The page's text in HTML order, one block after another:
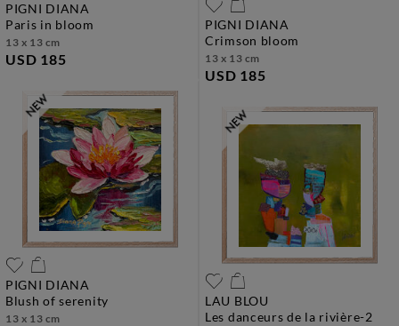
PIGNI DIANA
paris in bloom
13 x 13 cm
USD 185
PIGNI DIANA
crimson bloom
13 x 13 cm
USD 185
PIGNI DIANA
blush of serenity
13 x 13 cm
LAU BLOU
les danceurs de la rivière-2